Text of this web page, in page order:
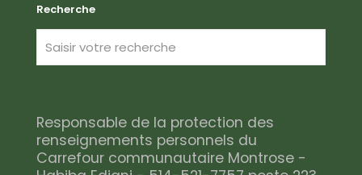
Recherche
Responsable de la protection des
renseignements personnels du
Carrefour communautaire Montrose -